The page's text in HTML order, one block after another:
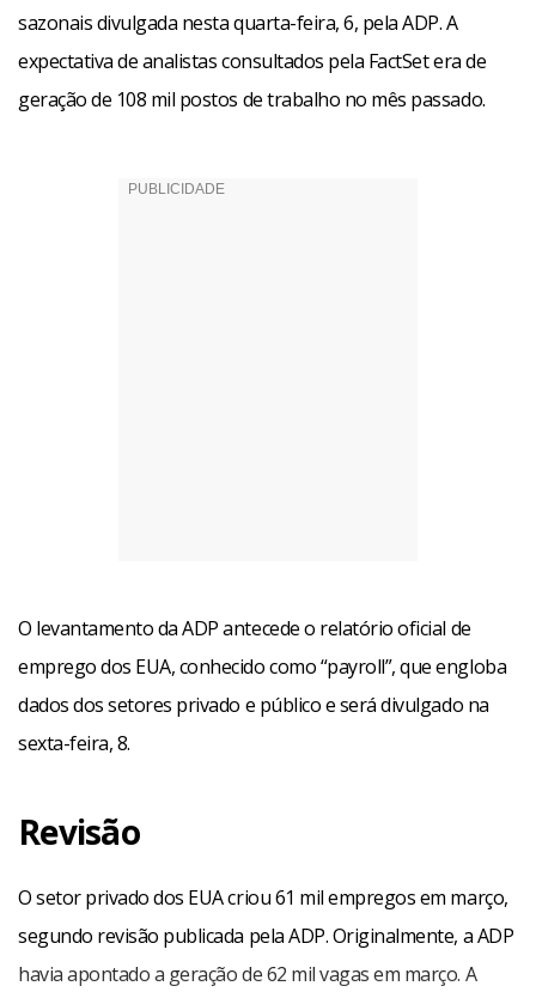
sazonais divulgada nesta quarta-feira, 6, pela ADP. A
expectativa de analistas consultados pela FactSet era de
geração de 108 mil postos de trabalho no mês passado.
O levantamento da ADP antecede o relatório oficial de
emprego dos EUA, conhecido como “payroll”, que engloba
dados dos setores privado e público e será divulgado na
sexta-feira, 8.
Revisão
O setor privado dos EUA criou 61 mil empregos em março,
segundo revisão publicada pela ADP. Originalmente, a ADP
havia apontado a geração de 62 mil vagas em março. A